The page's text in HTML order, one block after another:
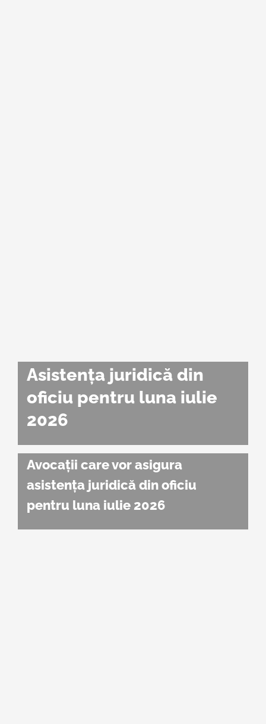
Asistența juridică din
oficiu pentru luna iulie
2026
Avocații care vor asigura
asistența juridică din oficiu
pentru luna iulie 2026